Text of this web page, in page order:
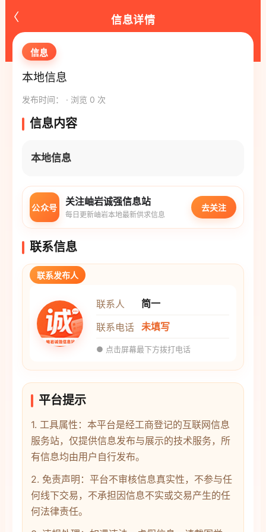
‹ 信息详情
信息
本地信息
发布时间： · 浏览 0 次
信息内容
本地信息
公众号
关注岫岩诚强信息站
每日更新岫岩本地最新供求信息
去关注
联系信息
联系发布人
联系人
简一
联系电话 未填写
● 点击屏幕最下方拨打电话
平台提示
1. 工具属性：本平台是经工商登记的互联网信息
服务站，仅提供信息发布与展示的技术服务，所
有信息均由用户自行发布。
2. 免责声明：平台不审核信息真实性，不参与任
何线下交易，不承担因信息不实或交易产生的任
何法律责任。